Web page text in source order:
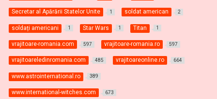
Secretar al Apărării Statelor Unite 1 soldat american 2
soldați americani 1 Star Wars 1 Titan 1
vrajitoare-romania.com 597 vrajitoare-romania.ro 597
vrajitoareledinromania.com 485 vrajitoareonline.ro 664
www.astrointernational.ro 389
www.international-witches.com 673